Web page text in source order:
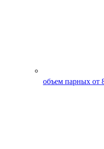
объем парных от